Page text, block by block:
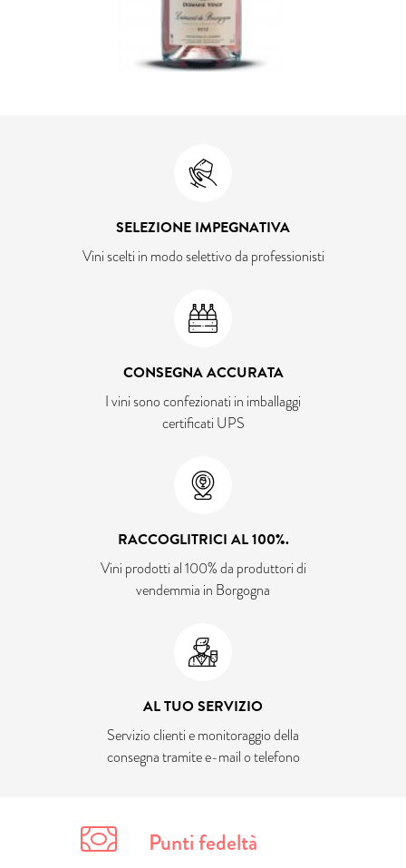
SELEZIONE IMPEGNATIVA
Vini scelti in modo selettivo da professionisti
CONSEGNA ACCURATA
I vini sono confezionati in imballaggi
certificati UPS
RACCOGLITRICI AL 100%.
Vini prodotti al 100% da produttori di
vendemmia in Borgogna
AL TUO SERVIZIO
Servizio clienti e monitoraggio della
consegna tramite e-mail o telefono
Punti fedeltà